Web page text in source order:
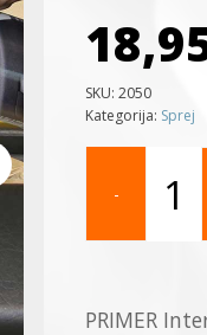
SKU:2050
Kategorija: Sprej
-
PRIMER